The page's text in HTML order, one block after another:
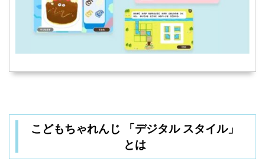
こどもちゃれんじ 「デジタル スタイル」
とは